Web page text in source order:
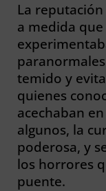
La
a medida
temido y
quienes
acechaban
algunos, la
poderosa, y
los horrores
puente.